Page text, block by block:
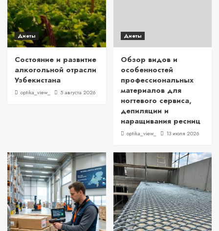
Диеты
Состояние и развитие
алкогольной отрасли
Узбекистана
optika_view_ 5 августа 2026
Диеты
Обзор видов и
особенностей
профессиональных
материалов для
ногтевого сервиса,
депиляции и
наращивания ресниц
optika_view_ 13 июля 2026